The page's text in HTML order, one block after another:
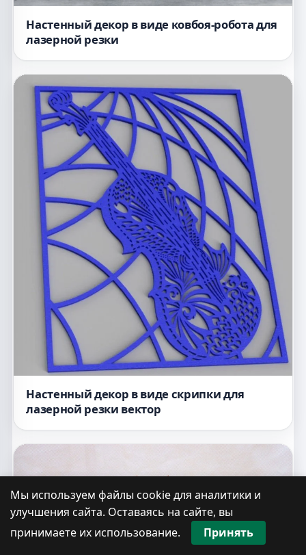
Настенный декор в виде ковбоя-робота для
лазерной резки
Настенный декор в виде скрипки для
лазерной резки вектор
Мы используем файлы cookie для аналитики и
улучшения сайта. Оставаясь на сайте, вы
принимаете их использование.
Принять